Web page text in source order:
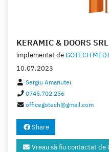
KERAMIC & DOORS SRL
implementat deGOTECH
10.07.2023
Sergiu Amariutei
0745.702.256
officegotech@gmail.com
Share
Vreau să fiu contactat de